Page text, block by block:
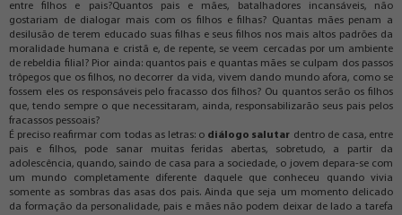
entre filhos e pais?Quantos pais e mães, batalhadores incansáveis, não
gostariam de dialogar mais com os filhos e filhas? Quantas mães penam a
desilusão de terem educado suas filhas e seus filhos nos mais altos padrões da
moralidade humana e cristã e, de repente, se veem cercadas por um ambiente
de rebeldia filial? Pior ainda: quantos pais e quantas mães se culpam dos passos
trôpegos que os filhos, no decorrer da vida, vivem dando mundo afora, como se
fossem eles os responsáveis pelo fracasso dos filhos? Ou quantos serão os filhos
que, tendo sempre o que necessitaram, ainda, responsabilizarão seus pais pelos
fracassos pessoais?
É preciso reafirmar com todas as letras: o diálogo salutar dentro de casa, entre
pais e filhos, pode sanar muitas feridas abertas, sobretudo, a partir da
adolescência, quando, saindo de casa para a sociedade, o jovem depara-se com
um mundo completamente diferente daquele que conheceu quando vivia
somente as sombras das asas dos pais. Ainda que seja um momento delicado
da formação da personalidade, pais e mães não podem deixar de lado a tarefa